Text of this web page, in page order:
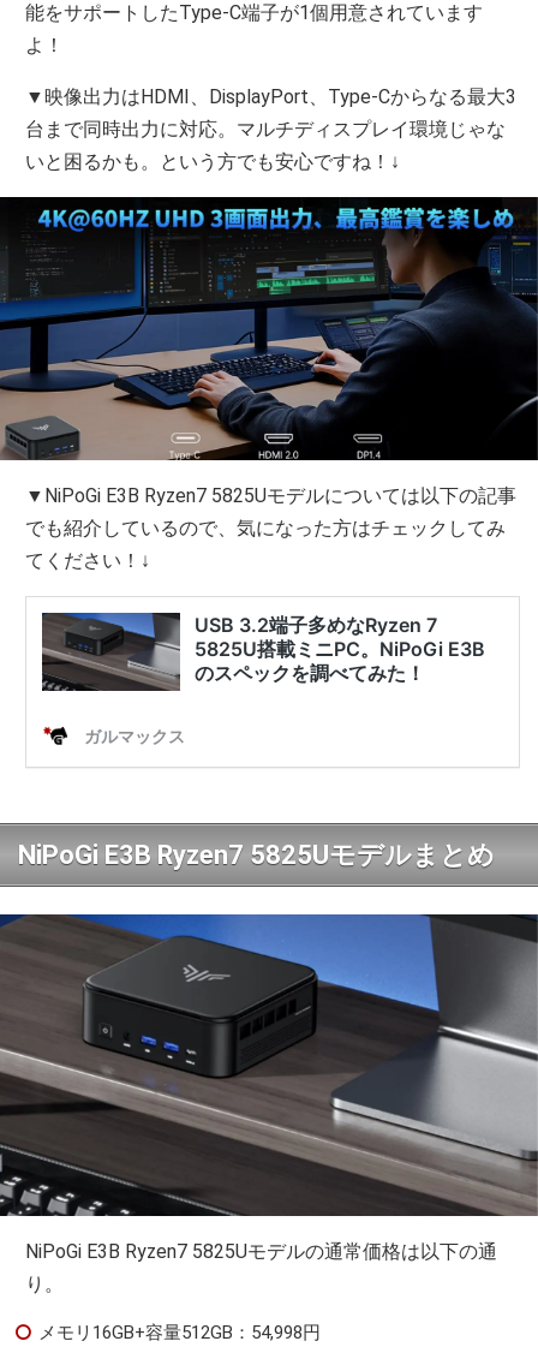
能をサポートしたType-C端子が1個用意されています
よ！
▼映像出力はHDMI、DisplayPort、Type-Cからなる最大3
台まで同時出力に対応。マルチディスプレイ環境じゃな
いと困るかも。という方でも安心ですね！↓
▼NiPoGi E3B Ryzen7 5825Uモデルについては以下の記事
でも紹介しているので、気になった方はチェックしてみ
てください！↓
NiPoGi E3B Ryzen7 5825Uモデルまとめ
NiPoGi E3B Ryzen7 5825Uモデルの通常価格は以下の通
り。
メモリ16GB+容量512GB：54,998円